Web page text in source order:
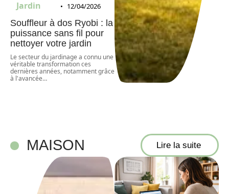
Jardin 12/04/2026
Souffleur à dos Ryobi : la
puissance sans fil pour
nettoyer votre jardin
Le secteur du jardinage a connu une
véritable transformation ces
dernières années, notamment grâce
à l'avancée…
MAISON Lire la suite